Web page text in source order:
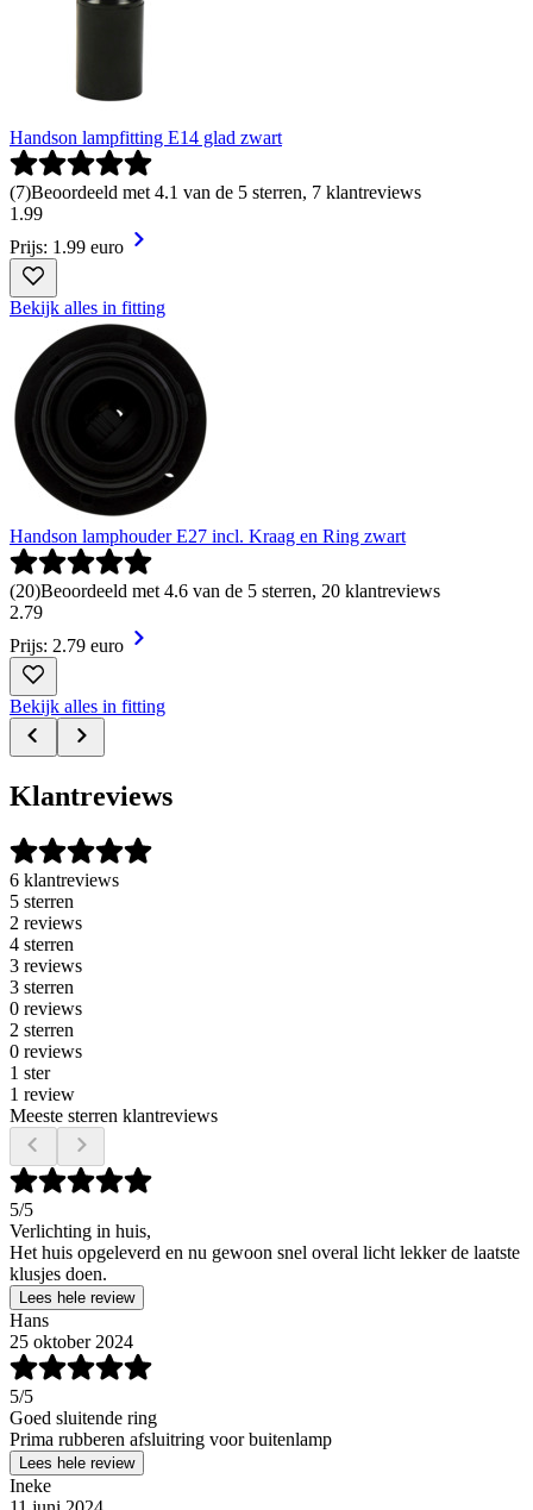
Handson lampfitting E14 glad zwart
(7)Beoordeeld met 4.1 van de 5 sterren, 7 klantreviews
1 .99
Prijs: 1.99 euro
Bekijk alles in fitting
Handson lamphouder E27 incl. Kraag en Ring zwart
(20)Beoordeeld met 4.6 van de 5 sterren, 20 klantreviews
2.79
Prijs: 2.79 euro
Bekijk alles in fitting
Klantreviews
6 klantreviews
5 sterren
2 reviews
4 sterren
3 reviews
3 sterren
0 reviews
2 sterren
0 reviews
1 ster
1 review
Meeste sterren klantreviews
5/5
Verlichting in huis,
Het huis opgeleverd en nu gewoon snel overal licht lekker de laatste
klusjes doen.
Lees hele review
Hans
25 oktober 2024
5/5
Goed sluitende ring
Prima rubberen afsluitring voor buitenlamp
Lees hele review
Ineke